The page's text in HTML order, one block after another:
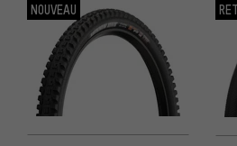
NOUVEAU